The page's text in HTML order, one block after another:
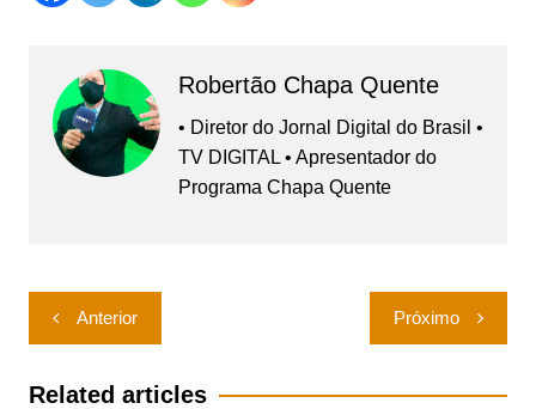
Robertão Chapa Quente
• Diretor do Jornal Digital do Brasil •
TV DIGITAL • Apresentador do
Programa Chapa Quente
Navegação
de
Post
Anterior Próximo
Related articles